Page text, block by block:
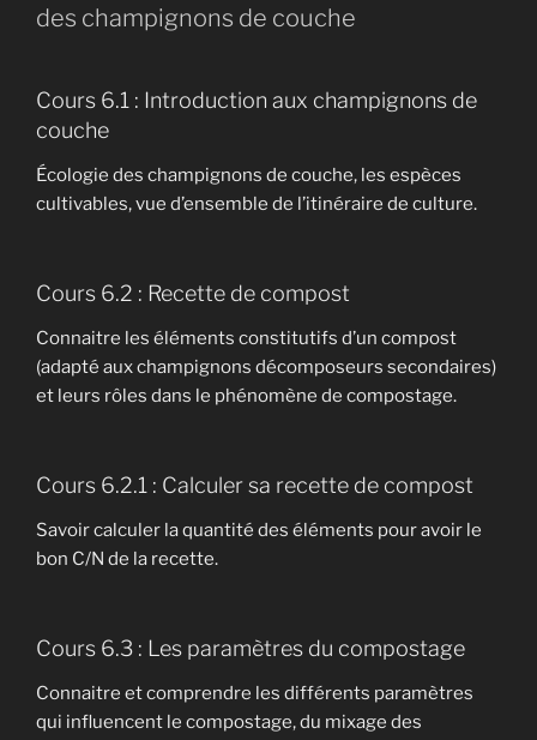
des champignons de couche
Cours 6.1 : Introduction aux champignons de
couche
Écologie des champignons de couche, les espèces
cultivables, vue d’ensemble de l’itinéraire de culture.
Cours 6.2 : Recette de compost
Connaitre les éléments constitutifs d’un compost
(adapté aux champignons décomposeurs secondaires)
et leurs rôles dans le phénomène de compostage.
Cours 6.2.1 : Calculer sa recette de compost
Savoir calculer la quantité des éléments pour avoir le
bon C/N de la recette.
Cours 6.3 : Les paramètres du compostage
Connaitre et comprendre les différents paramètres
qui influencent le compostage, du mixage des